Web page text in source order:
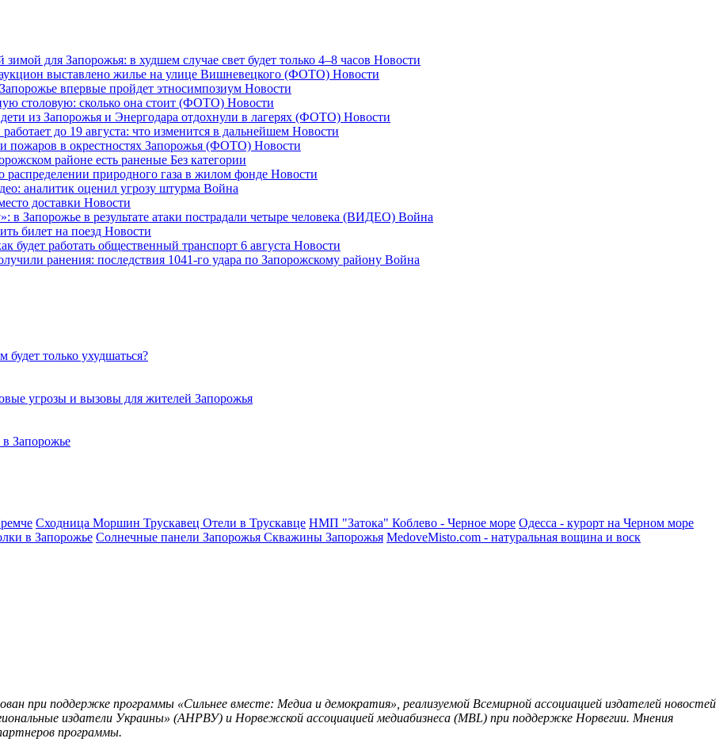
для Запорожья: в худшем случае свет будет только 4–8 часов Новости
выставлено жилье на улице Вишневецкого (ФОТО) Новости
впервые пройдет этносимпозиум Новости
столовую: сколько она стоит (ФОТО) Новости
из Запорожья и Энергодара отдохнули в лагерях (ФОТО) Новости
до 19 августа: что изменится в дальнейшем Новости
пожаров в окрестностях Запорожья (ФОТО) Новости
районе есть раненые Без категории
распределении природного газа в жилом фонде Новости
аналитик оценил угрозу штурма Война
доставки Новости
в Запорожье в результате атаки пострадали четыре человека (ВИДЕО) Война
билет на поезд Новости
будет работать общественный транспорт 6 августа Новости
ранения: последствия 1041-го удара по Запорожскому району Война
только ухудшаться?
угрозы и вызовы для жителей Запорожья
Запорожье
Сходница Моршин Трускавец Отели в Трускавце НМП "Затока" Коблево - Черное море Одесса - курорт на Черном море
в Запорожье Солнечные панели Запорожья Скважины Запорожья MedoveMisto.com - натуральная вощина и воск
при поддержке программы «Сильнее вместе: Медиа и демократия», реализуемой Всемирной ассоциацией издателей новостей
издатели Украины» (АНРВУ) и Норвежской ассоциацией медиабизнеса (MBL) при поддержке Норвегии. Мнения
программы.